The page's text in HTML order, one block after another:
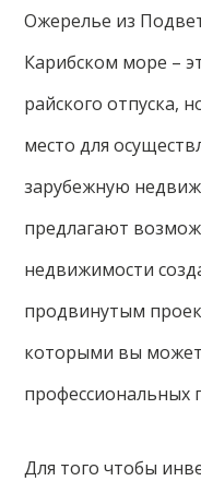
Ожерелье из
Карибском море –
райского отпуска,
место для
зарубежную
предлагают
недвижимости
продвинутым
которыми вы
профессиональных
Для того чтобы